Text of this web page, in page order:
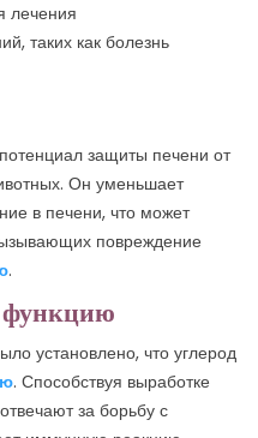
лечения
таких как болезнь
защиты печени от
Он уменьшает
в печени, что может
повреждение
.
установлено, что углерод
. Способствуя выработке
за борьбу с